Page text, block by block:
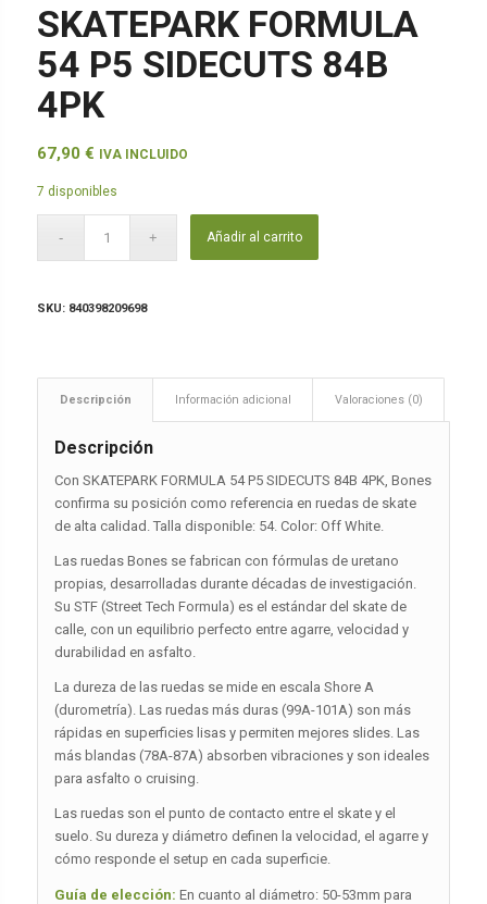
SKATEPARK FORMULA
54 P5 SIDECUTS 84B
4PK
67,90 € IVA INCLUIDO
7 disponibles
Añadir al carrito
SKU: 840398209698
Descripción Información adicional Valoraciones (0)
Descripción
Con SKATEPARK FORMULA 54 P5 SIDECUTS 84B 4PK, Bones
confirma su posición como referencia en ruedas de skate
de alta calidad. Talla disponible: 54. Color: Off White.
Las ruedas Bones se fabrican con fórmulas de uretano
propias, desarrolladas durante décadas de investigación.
Su STF (Street Tech Formula) es el estándar del skate de
calle, con un equilibrio perfecto entre agarre, velocidad y
durabilidad en asfalto.
La dureza de las ruedas se mide en escala Shore A
(durometría). Las ruedas más duras (99A-101A) son más
rápidas en superficies lisas y permiten mejores slides. Las
más blandas (78A-87A) absorben vibraciones y son ideales
para asfalto o cruising.
Las ruedas son el punto de contacto entre el skate y el
suelo. Su dureza y diámetro definen la velocidad, el agarre y
cómo responde el setup en cada superficie.
Guía de elección: En cuanto al diámetro: 50-53mm para